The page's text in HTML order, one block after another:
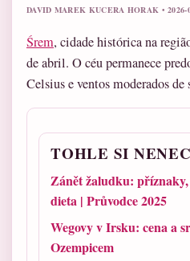
DAVID MAREK KUCERA HORAK •
Śrem, cidade histórica na
de abril. O céu permanece
Celsius e ventos moderados de
TOHLE SI
Zánět žaludku:
dieta | Průvodce 2025
Wegovy v Irsku: cena a
Ozempicem